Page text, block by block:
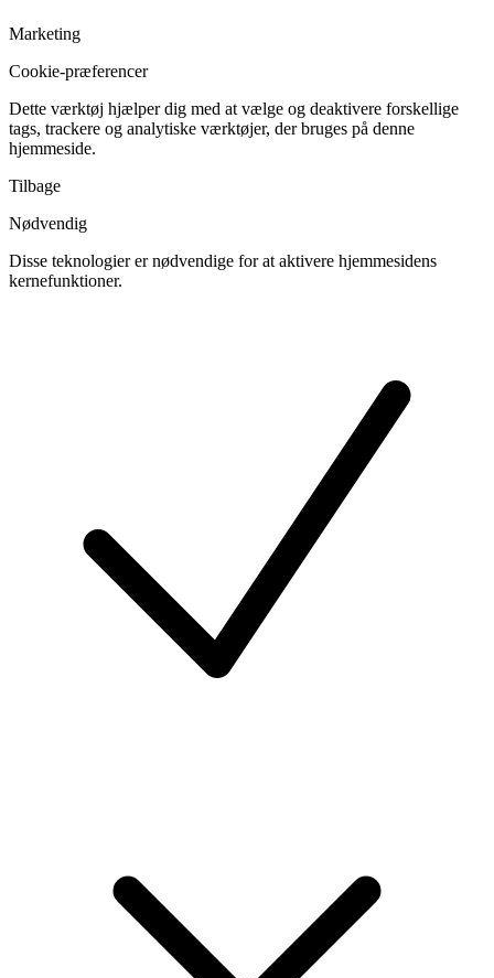
Marketing
Cookie-præferencer
Dette værktøj hjælper dig med at vælge og deaktivere forskellige
tags, trackere og analytiske værktøjer, der bruges på denne
hjemmeside.
Tilbage
Nødvendig
Disse teknologier er nødvendige for at aktivere hjemmesidens
kernefunktioner.